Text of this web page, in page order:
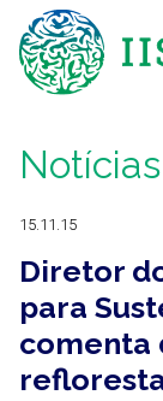
Notícias
15.11.15
Diretor
para
comenta